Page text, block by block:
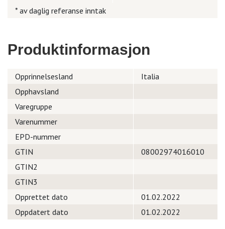
* av daglig referanse inntak
Produktinformasjon
Opprinnelsesland
Italia
Opphavsland
Varegruppe
Varenummer
EPD-nummer
GTIN
08002974016010
GTIN2
GTIN3
Opprettet dato
01.02.2022
Oppdatert dato
01.02.2022